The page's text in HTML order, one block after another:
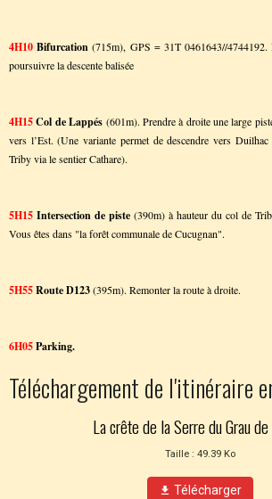
4H10 Bifurcation (715m), GPS = 31T 0461643//
poursuivre la descente balisée
4H15Col de Lappés (601m). Prendre à droite une large
vers l’Est. (Une variante permet de descendre vers
Triby via le sentier Cathare).
5H15 Intersection de piste (390m) à hauteur du col de
Vous êtes dans "la forêt communale de Cucugnan".
5H55Route D123(395m). Remonter la route à droite.
6H05Parking.
Téléchargement de l'itinéraire
La crête de la Serre du Grau
Taille : 49.39 Ko
Télécharger